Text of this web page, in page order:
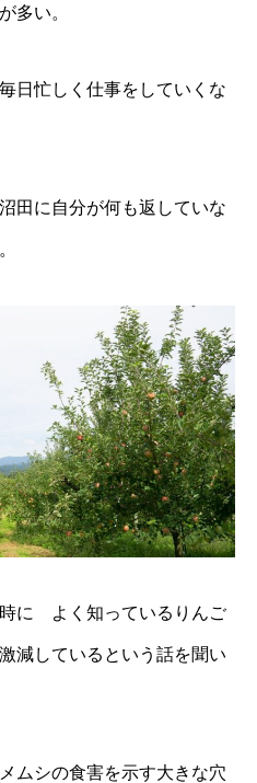
多い。
日忙しく仕事をしていくな
田に自分が何も返していな
時に よく知っているりんご
減しているという話を聞い
ムシの食害を示す大きな穴